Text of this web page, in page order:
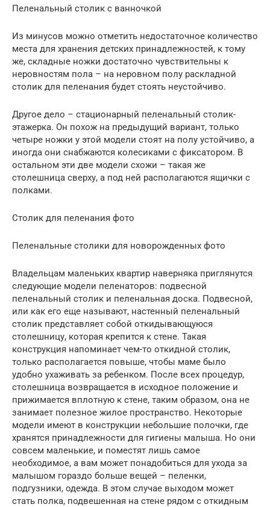
Пеленальный столик с ванночкой
Из минусов можно отметить недостаточное количество
места для хранения детских принадлежностей, к тому
же, складные ножки достаточно чувствительны к
неровностям пола – на неровном полу раскладной
столик для пеленания будет стоять неустойчиво.
Другое дело – стационарный пеленальный столик-
этажерка. Он похож на предыдущий вариант, только
четыре ножки у этой модели стоят на полу устойчиво, а
иногда они снабжаются колесиками с фиксатором. В
остальном эти две модели схожи – такая же
столешница сверху, а под ней располагаются ящички с
полками.
Столик для пеленания фото
Пеленальные столики для новорожденных фото
Владельцам маленьких квартир наверняка приглянутся
следующие модели пеленаторов: подвесной
пеленальный столик и пеленальная доска. Подвесной,
или как его еще называют, настенный пеленальный
столик представляет собой откидывающуюся
столешницу, которая крепится к стене. Такая
конструкция напоминает чем-то откидной столик,
только располагается повыше, чтобы маме было
удобно ухаживать за ребенком. После всех процедур,
столешница возвращается в исходное положение и
прижимается вплотную к стене, таким образом, она не
занимает полезное жилое пространство. Некоторые
модели имеют в конструкции небольшие полочки, где
хранятся принадлежности для гигиены малыша. Но они
совсем маленькие, и поместят лишь самое
необходимое, а вам может понадобиться для ухода за
малышом гораздо больше вещей – пеленки,
подгузники, одежда. В этом случае выходом может
стать полка, подвешенная на стене рядом с откидным